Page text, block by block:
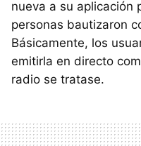
nueva a su aplicación
personas bautizaron
Básicamente, los
emitirla en directo
radio se tratase.